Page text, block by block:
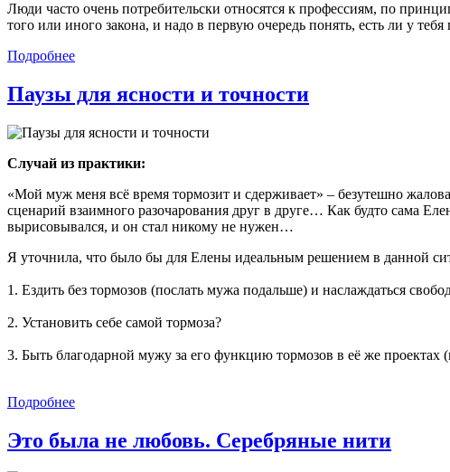
Люди часто очень потребительски относятся к профессиям, по
того или иного закона, и надо в первую очередь понять, есть ли у
Подробнее
Паузы для ясности и точности
Случай из практики:
«Мой муж меня всё время тормозит и сдерживает» – безутешно
сценарий взаимного разочарования друг в друге… Как будто сама
вырисовывался, и он стал никому не нужен…
Я уточнила, что было бы для Елены идеальным решением в данной
1. Ездить без тормозов (послать мужа подальше) и наслаждаться
2. Установить себе самой тормоза?
3. Быть благодарной мужу за его функцию тормозов в её же
Подробнее
Это была не любовь. Серебряные нити